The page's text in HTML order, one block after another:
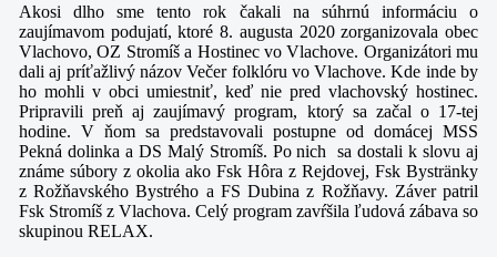
Akosi dlho sme tento rok čakali na súhrnú informáciu o
zaujímavom podujatí, ktoré 8. augusta 2020 zorganizovala obec
Vlachovo, OZ Stromíš a Hostinec vo Vlachove. Organizátori mu
dali aj príťažlivý názov Večer folklóru vo Vlachove. Kde inde by
ho mohli v obci umiestniť, keď nie pred vlachovský hostinec.
Pripravili preň aj zaujímavý program, ktorý sa začal o 17-tej
hodine. V ňom sa predstavovali postupne od domácej MSS
Pekná dolinka a DS Malý Stromíš. Po nich sa dostali k slovu aj
známe súbory z okolia ako Fsk Hôra z Rejdovej, Fsk Bystränky
z Rožňavského Bystrého a FS Dubina z Rožňavy. Záver patril
Fsk Stromíš z Vlachova. Celý program zavŕšila ľudová zábava so
skupinou RELAX.